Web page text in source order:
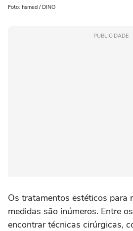
Foto: hsmed / DINO
PUBLICIDADE
Os tratamentos estéticos para
medidas são inúmeros. Entre
encontrar técnicas cirúrgicas,